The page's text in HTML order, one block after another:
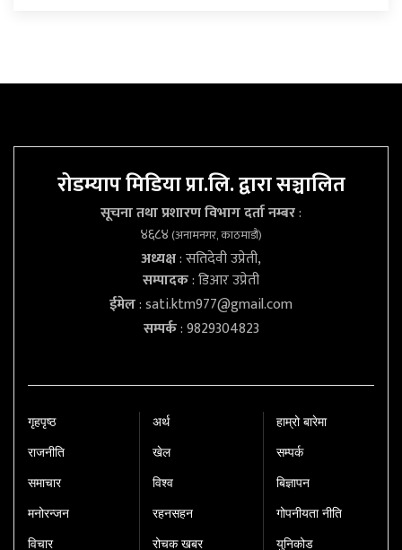
रोडम्याप मिडिया प्रा.लि. द्वारा सञ्चालित
सूचना तथा प्रशारण विभाग दर्ता नम्बर:
४६८४(अनामनगर, काठमाडौं)
अध्यक्ष: सतिदेवी उप्रेती,
सम्पादक: डिआर उप्रेती
ईमेल:sati.ktm977@gmail.com
सम्पर्क: 9829304823
गृहपृष्‍ठ
राजनीति
समाचार
मनोरन्जन
विचार
अर्थ
खेल
विश्व
रहनसहन
रोचक खबर
हाम्रो बारेमा
सम्पर्क
बिज्ञापन
गोपनीयता नीति
युनिकोड